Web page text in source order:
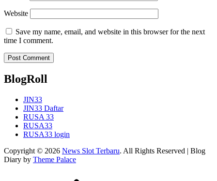
Website
Save my name, email, and website in this browser for the next
time I comment.
BlogRoll
JIN33
JIN33 Daftar
RUSA 33
RUSA33
RUSA33 login
Copyright © 2026 News Slot Terbaru. All Rights Reserved | Blog
Diary by Theme Palace